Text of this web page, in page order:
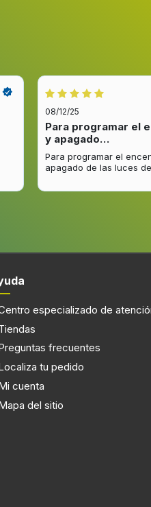
220-230 V
10 A
15,5 kg
08/12/25
Para programar el
y apagado…
Para programar el
apagado de las luces
especializado de
frecuentes
tu pedido
cuenta
del sitio